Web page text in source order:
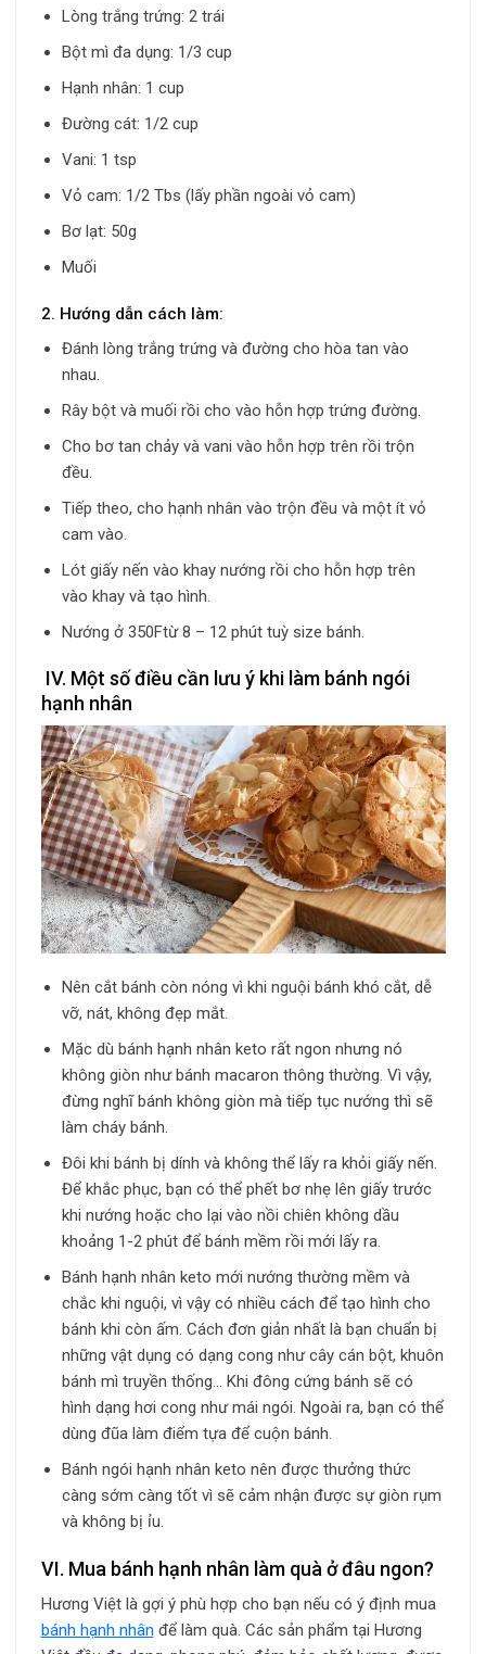
Lòng trắng trứng: 2 trái
Bột mì đa dụng: 1/3 cup
Hạnh nhân: 1 cup
Đường cát: 1/2 cup
Vani: 1 tsp
Vỏ cam: 1/2 Tbs (lấy phần ngoài vỏ cam)
Bơ lạt: 50g
Muối
2. Hướng dẫn cách làm:
Đánh lòng trắng trứng và đường cho hòa tan vào
nhau.
Rây bột và muối rồi cho vào hỗn hợp trứng đường.
Cho bơ tan chảy và vani vào hỗn hợp trên rồi trộn
đều.
Tiếp theo, cho hạnh nhân vào trộn đều và một ít vỏ
cam vào.
Lót giấy nến vào khay nướng rồi cho hỗn hợp trên
vào khay và tạo hình.
Nướng ở 350Ftừ 8 – 12 phút tuỳ size bánh.
IV. Một số điều cần lưu ý khi làm bánh ngói
hạnh nhân
Nên cắt bánh còn nóng vì khi nguội bánh khó cắt, dễ
vỡ, nát, không đẹp mắt.
Mặc dù bánh hạnh nhân keto rất ngon nhưng nó
không giòn như bánh macaron thông thường. Vì vậy,
đừng nghĩ bánh không giòn mà tiếp tục nướng thì sẽ
làm cháy bánh.
Đôi khi bánh bị dính và không thể lấy ra khỏi giấy nến.
Để khắc phục, bạn có thể phết bơ nhẹ lên giấy trước
khi nướng hoặc cho lại vào nồi chiên không dầu
khoảng 1-2 phút để bánh mềm rồi mới lấy ra.
Bánh hạnh nhân keto mới nướng thường mềm và
chắc khi nguội, vì vậy có nhiều cách để tạo hình cho
bánh khi còn ấm. Cách đơn giản nhất là bạn chuẩn bị
những vật dụng có dạng cong như cây cán bột, khuôn
bánh mì truyền thống… Khi đông cứng bánh sẽ có
hình dạng hơi cong như mái ngói. Ngoài ra, bạn có thể
dùng đũa làm điểm tựa để cuộn bánh.
Bánh ngói hạnh nhân keto nên được thưởng thức
càng sớm càng tốt vì sẽ cảm nhận được sự giòn rụm
và không bị ỉu.
VI. Mua bánh hạnh nhân làm quà ở đâu ngon?
Hương Việt là gợi ý phù hợp cho bạn nếu có ý định mua
bánh hạnh nhân để làm quà. Các sản phẩm tại Hương